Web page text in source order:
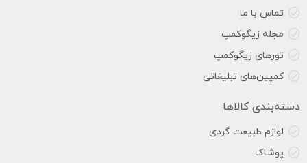
تماس با ما
مجله زیگوکمپ
تورهای زیگوکمپ
کمپین‌های تبلیغاتی
دسته‌بندی کالاها
لوازم طبیعت گردی
پوشاک